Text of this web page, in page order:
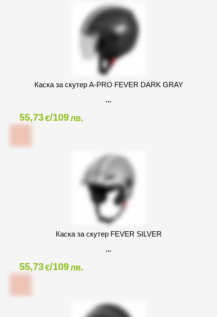
Каска за скутер A-PRO FEVER DARK GRAY
55,73€/109лв.
Каска за скутер FEVER SILVER
55,73€/109лв.